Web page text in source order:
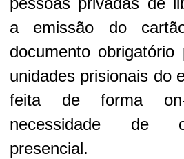
a emissão do
documento
unidades prisionais do
feita de forma
necessidade de
presencial.